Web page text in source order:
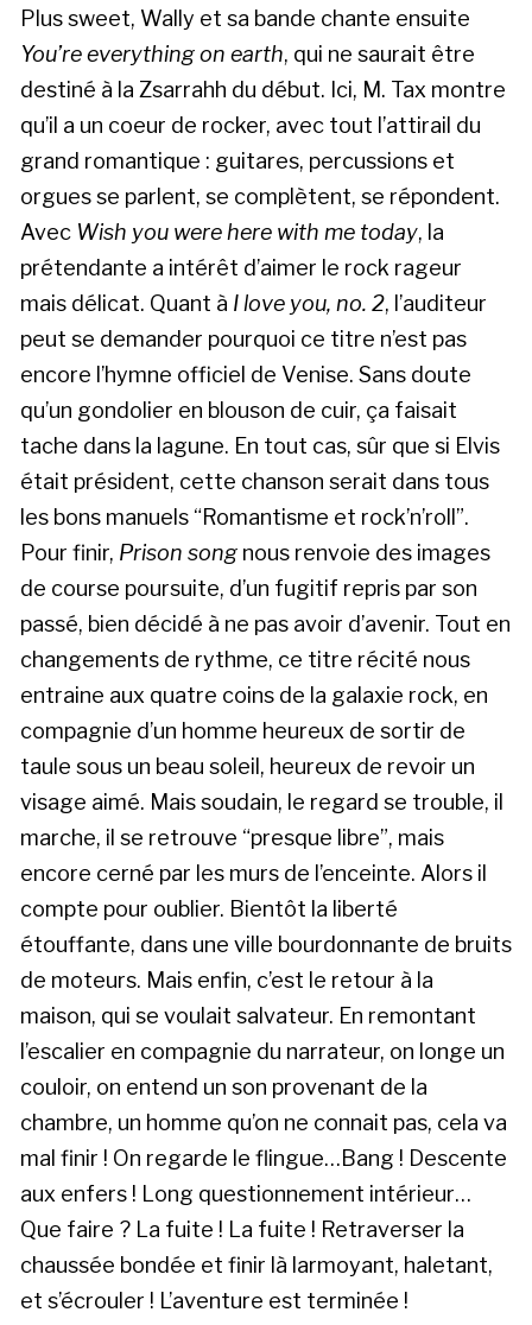
Plus sweet, Wally et sa bande chante ensuite
You’re everything on earth, qui ne saurait être
destiné à la Zsarrahh du début. Ici, M. Tax montre
qu’il a un coeur de rocker, avec tout l’attirail du
grand romantique : guitares, percussions et
orgues se parlent, se complètent, se répondent.
Avec Wish you were here with me today, la
prétendante a intérêt d’aimer le rock rageur
mais délicat. Quant à I love you, no. 2, l’auditeur
peut se demander pourquoi ce titre n’est pas
encore l’hymne officiel de Venise. Sans doute
qu’un gondolier en blouson de cuir, ça faisait
tache dans la lagune. En tout cas, sûr que si Elvis
était président, cette chanson serait dans tous
les bons manuels “Romantisme et rock’n’roll”.
Pour finir, Prison song nous renvoie des images
de course poursuite, d’un fugitif repris par son
passé, bien décidé à ne pas avoir d’avenir. Tout en
changements de rythme, ce titre récité nous
entraine aux quatre coins de la galaxie rock, en
compagnie d’un homme heureux de sortir de
taule sous un beau soleil, heureux de revoir un
visage aimé. Mais soudain, le regard se trouble, il
marche, il se retrouve “presque libre”, mais
encore cerné par les murs de l’enceinte. Alors il
compte pour oublier. Bientôt la liberté
étouffante, dans une ville bourdonnante de bruits
de moteurs. Mais enfin, c’est le retour à la
maison, qui se voulait salvateur. En remontant
l’escalier en compagnie du narrateur, on longe un
couloir, on entend un son provenant de la
chambre, un homme qu’on ne connait pas, cela va
mal finir ! On regarde le flingue…Bang ! Descente
aux enfers ! Long questionnement intérieur…
Que faire ? La fuite ! La fuite ! Retraverser la
chaussée bondée et finir là larmoyant, haletant,
et s’écrouler ! L’aventure est terminée !